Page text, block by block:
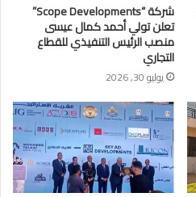
شركة “Scope Developments”
تعلن تولي أحمد كمال عيسى
منصب الرئيس التنفيذي للقطاع
التجاري
يوليو 30, 2026